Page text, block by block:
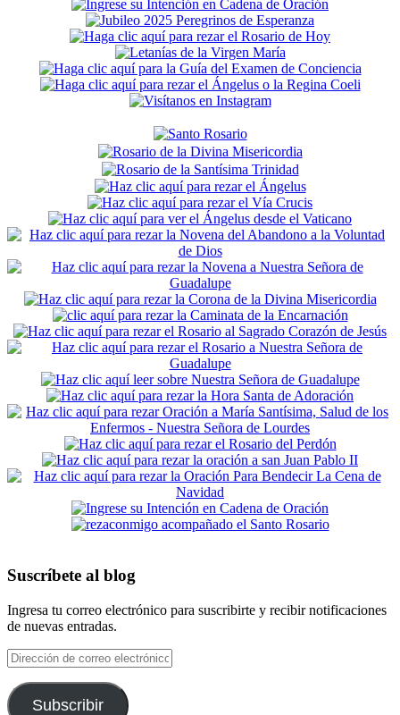
Secondary
Sidebar
Suscríbete al blog
Ingresa tu correo electrónico para suscribirte y recibir notificaciones
de nuevas entradas.
Dirección
de
correo
electrónico
Subscribir